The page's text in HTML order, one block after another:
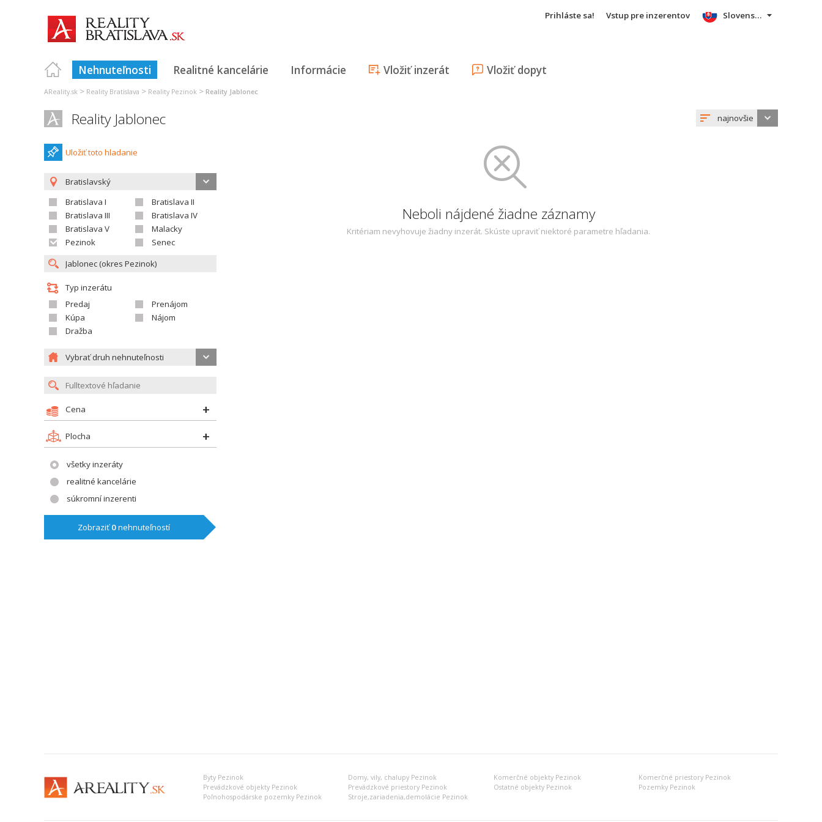
Prihláste sa! Vstup pre inzerentov
Nehnuteľnosti Realitné kancelárie Informácie Vložiť inzerát Vložiť dopyt
Slovensky
AReality.sk > Reality Bratislava > Reality Pezinok > Reality Jablonec
Reality Jablonec najnovšie
Uložiť toto hladanie
Bratislavský
Bratislava I
Bratislava II
Bratislava III
Bratislava IV
Bratislava V
Malacky
Pezinok
Senec
Typ inzerátu
Predaj
Prenájom
Kúpa
Nájom
Dražba
Vybrať druh nehnuteľnosti
Cena
Plocha
všetky inzeráty
realitné kancelárie
súkromní inzerenti
Zobraziť0nehnuteľností
Neboli nájdené žiadne záznamy
Kritériam nevyhovuje žiadny inzerát. Skúste upraviť niektoré parametre hľadania.
Byty Pezinok Domy, vily, chalupy Pezinok Komerčné objekty Pezinok
Komerčné priestory Pezinok
Prevádzkové objekty Pezinok
Prevádzkové priestory Pezinok Ostatné objekty Pezinok
Pozemky Pezinok
Poľnohospodárske pozemky Pezinok
Stroje,zariadenia,demolácie Pezinok